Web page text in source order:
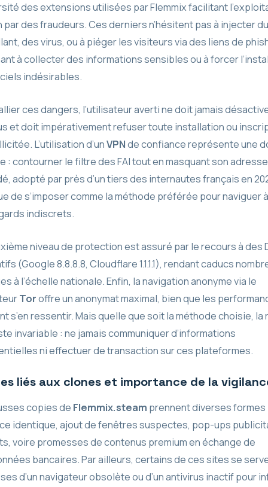
des extensions utilisées par Flemmix facilitant
par des fraudeurs. Ces derniers n’hésitent pas à injecter
des virus, ou à piéger les visiteurs via des liens de
à collecter des informations sensibles ou à forcer
indésirables.
ces dangers, l’utilisateur averti ne doit jamais
et doit impérativement refuser toute installation ou
L’utilisation d’unVPNde confiance représente une
: contourner le filtre des FAI tout en masquant son adresse
adopté par près d’un tiers des internautes français en
de s’imposer comme la méthode préférée pour naviguer à
indiscrets.
niveau de protection est assuré par le recours à des
(Google 8.8.8.8, Cloudflare 1.1.1.1), rendant caducs
à l’échelle nationale. Enfin, la navigation anonyme via le
Toroffre un anonymat maximal, bien que les
s’en ressentir. Mais quelle que soit la méthode choisie, la
invariable : ne jamais communiquer d’informations
ni effectuer de transaction sur ces plateformes.
liés aux clones et importance de la
copies de Flemmix.steam prennent diverses formes
identique, ajout de fenêtres suspectes, pop-ups
voire promesses de contenus premium en échange de
bancaires. Par ailleurs, certains de ces sites se
d’un navigateur obsolète ou d’un antivirus inactif pour